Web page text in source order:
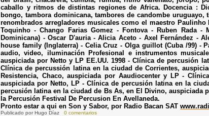
caballo y ritmos de distintas regiones de Africa. Docencia :
bongo, tambora dominicana, tambores de candombe
renombrados arregladores musicales como el maestro
Toquinho - Chango Farias Gomez - Fontova - Ruben Rada
Dominicana) - Oscar D'auria - Alicia Aceto - Axel Fernández -
house family (Inglaterra) - Celia Cruz - Olga guillot (Cuba /99) -
audio, video, iluminación Profesional e instrumentos
auspiciada por Netto y LP EE.UU. 1998 - Clínica de percusión
Clínica de percussión latina en la ciudad de Corrientes,
Resistencia, Chaco, auspiciada por Aaudiocenter y LP -
auspiciada por Netto, LP - Clínica de percusión latina en la
percusión latina en la ciudad de Bs As, en El Divino, auspiciada
la Percusión Festival De Percusion En Avellaneda.
Pronto estar a qui en Son y Sabor, por Radio Bacan SAT
Publicado porHugo Díaz 0 comentarios